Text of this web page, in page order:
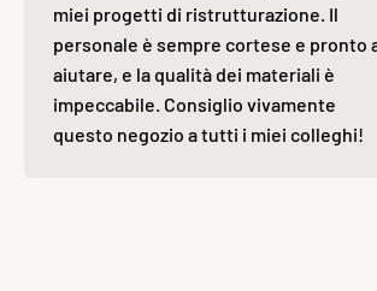
miei progetti di ristrutturazione. Il
personale è sempre cortese e pronto
aiutare, e la qualità dei materiali è
impeccabile. Consiglio vivamente
questo negozio a tutti i miei colleghi!